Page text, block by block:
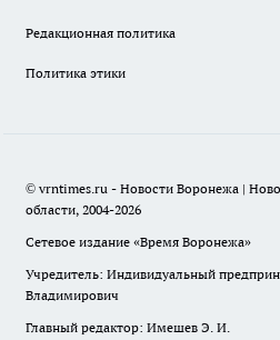
Редакционная политика
Политика этики
© vrntimes.ru - Новости Воронежа |
области, 2004-2026
Сетевое издание «Время Воронежа»
Учредитель: Индивидуальный
Владимирович
Главный редактор: Имешев Э. И.